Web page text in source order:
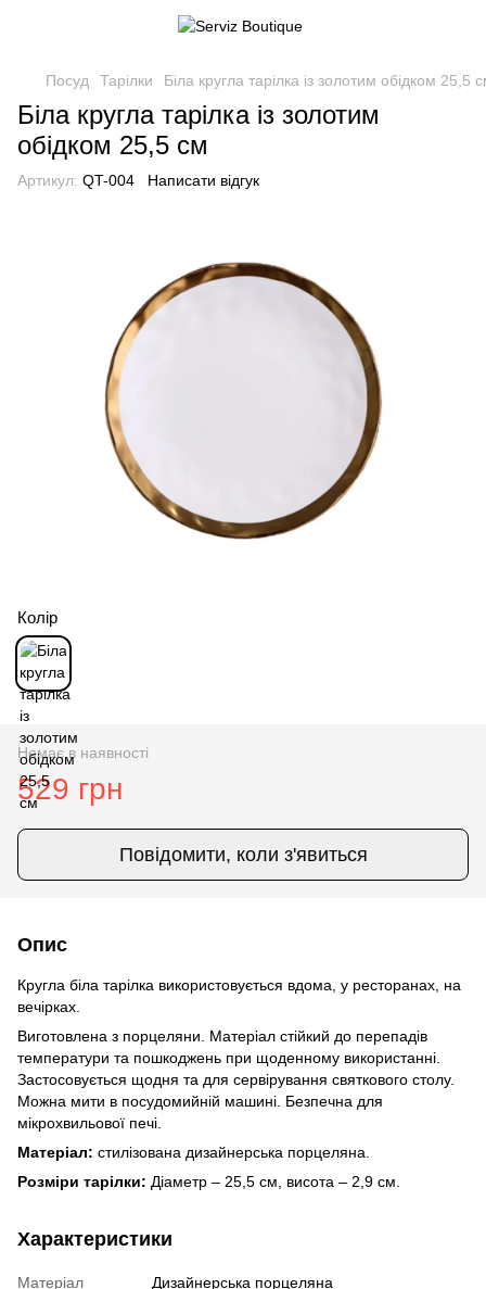
Посуд Тарілки Біла кругла тарілка із золотим обідком 25,5
Біла кругла тарілка із золотим
обідком 25,5 см
Артикул: QT-004 Написати відгук
Колір
Немає в наявності
529 грн
Повідомити, коли з'явиться
Опис
Кругла біла тарілка використовується вдома, у ресторанах, на
вечірках.
Виготовлена ​​з порцеляни. Матеріал стійкий до перепадів
температури та пошкоджень при щоденному використанні.
Застосовується щодня та для сервірування святкового столу.
Можна мити в посудомийній машині. Безпечна для
мікрохвильової печі.
Матеріал: стилізована дизайнерська порцеляна.
Розміри тарілки: Діаметр – 25,5 см, висота – 2,9 см.
Характеристики
Матеріал
Дизайнерська порцеляна